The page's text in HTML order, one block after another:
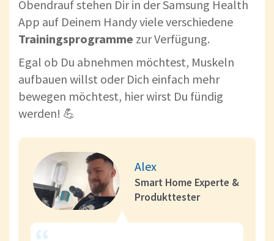
Obendrauf stehen Dir in der Samsung Health
App auf Deinem Handy viele verschiedene
Trainingsprogramme zur Verfügung.
Egal ob Du abnehmen möchtest, Muskeln
aufbauen willst oder Dich einfach mehr
bewegen möchtest, hier wirst Du fündig
werden! 💪
Alex
Smart Home Experte &
Produkttester